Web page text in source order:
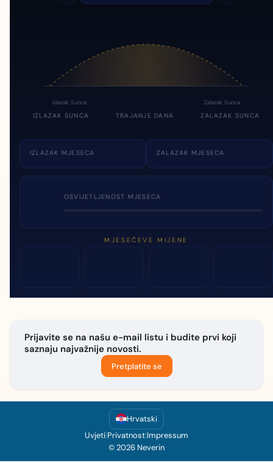
Izlazak Sunca Zalazak Sunca
IZLAZAK SUNCA TRAJANJE DANA ZALAZAK SUNCA
IZLAZAK MJESECA ZALAZAK MJESECA
OSVIJETLJENOST MJESECA
MJESEČEVE MIJENE
Prijavite se na našu e-mail listu i budite prvi koji
saznaju najvažnije novosti.
Pretplatite se
Hrvatski
Uvjeti|Privatnost|Impressum
© 2026 Neverin